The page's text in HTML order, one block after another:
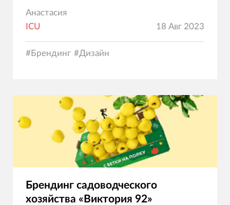
Анастасия
ICU
18 Авг 2023
#Брендинг #Дизайн
Брендинг садоводческого
хозяйства «Виктория 92»